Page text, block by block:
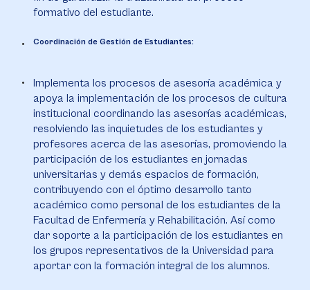
formativo del estudiante.
Coordinación de Gestión de Estudiantes:
Implementa los procesos de asesoría académica y
apoya la implementación de los procesos de cultura
institucional coordinando las asesorías académicas,
resolviendo las inquietudes de los estudiantes y
profesores acerca de las asesorías, promoviendo la
participación de los estudiantes en jornadas
universitarias y demás espacios de formación,
contribuyendo con el óptimo desarrollo tanto
académico como personal de los estudiantes de la
Facultad de Enfermería y Rehabilitación. Así como
dar soporte a la participación de los estudiantes en
los grupos representativos de la Universidad para
aportar con la formación integral de los alumnos.